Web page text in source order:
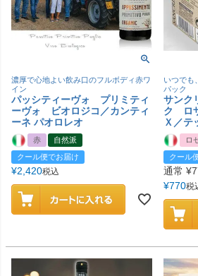
濃厚で心地よい飲み口のフルボディ赤ワ
イン
パッシティーヴォ プリミティ
ーヴォ ビオロジコ／カンティ
ーネ パオロレオ
赤
自然派
クール便でお届け
¥2,420税込
いつでも
パック
サンク
ク ロ
Ｘ／テ
ロ
クール
通常 ¥
¥770税